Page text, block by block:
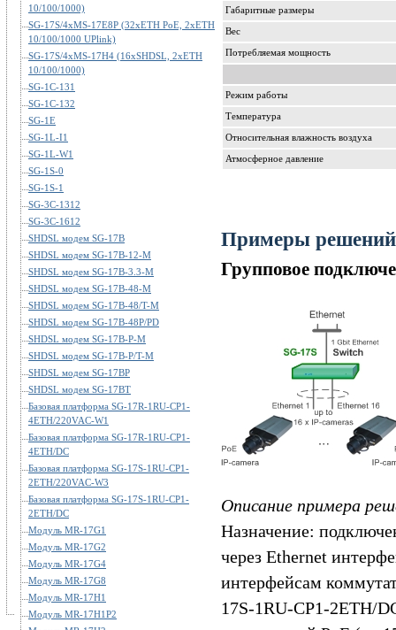
10/100/1000)
SG-17S/4xMS-17E8P (32xETH PoE, 2xETH
10/100/1000 UPlink)
SG-17S/4xMS-17H4 (16xSHDSL, 2xETH
10/100/1000)
SG-1C-131
SG-1C-132
SG-1E
SG-1L-I1
SG-1L-W1
SG-1S-0
SG-1S-1
SG-3C-1312
SG-3C-1612
SHDSL модем SG-17B
SHDSL модем SG-17B-12-M
SHDSL модем SG-17B-3.3-M
SHDSL модем SG-17B-48-M
SHDSL модем SG-17B-48/T-M
SHDSL модем SG-17B-48P/PD
SHDSL модем SG-17B-P-M
SHDSL модем SG-17B-P/T-M
SHDSL модем SG-17BP
SHDSL модем SG-17BT
Базовая платформа SG-17R-1RU-CP1-
4ETH/220VAC-W1
Базовая платформа SG-17R-1RU-CP1-
4ETH/DC
Базовая платформа SG-17S-1RU-CP1-
2ETH/220VAC-W3
Базовая платформа SG-17S-1RU-CP1-
2ETH/DC
Модуль MR-17G1
Модуль MR-17G2
Модуль MR-17G4
Модуль MR-17G8
Модуль MR-17H1
Модуль MR-17H1P2
Габаритные размеры
Вес
Потребляемая мощность
Режим работы
Температура
Относительная влажность воздуха
Атмосферное давление
Примеры решений
Групповое
Описание примера
Назначение:
через Ethernet
интерфейсам
17S-1RU-CP1-2ETH/